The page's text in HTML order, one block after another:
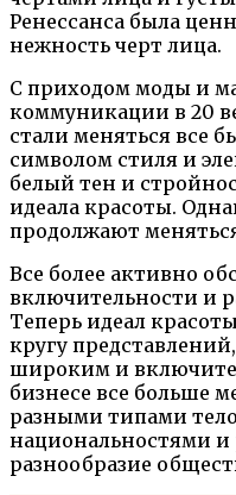
Ренессанса была
нежность черт лица.
С приходом моды и
коммуникации в 20
стали меняться все
символом стиля и
белый тен и
идеала красоты.
продолжают
Все более активно
включительности и
Теперь идеал
кругу
широким и
бизнесе все больше
разными типами
национальностями и
разнообразие